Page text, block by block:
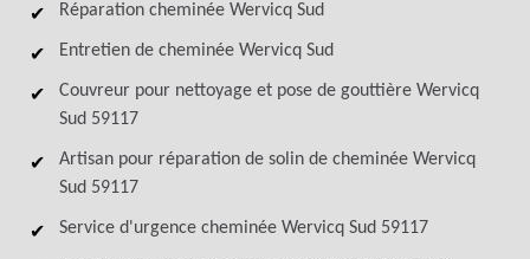
Réparation cheminée Wervicq Sud
Entretien de cheminée Wervicq Sud
Couvreur pour nettoyage et pose de gouttière Wervicq
Sud 59117
Artisan pour réparation de solin de cheminée Wervicq
Sud 59117
Service d'urgence cheminée Wervicq Sud 59117